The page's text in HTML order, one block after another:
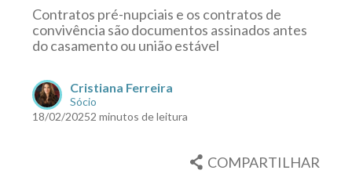
Contratos pré-nupciais e os contratos de
convivência são documentos assinados antes
do casamento ou união estável
Cristiana Ferreira
Sócio
18/02/20252 minutos de leitura
COMPARTILHAR